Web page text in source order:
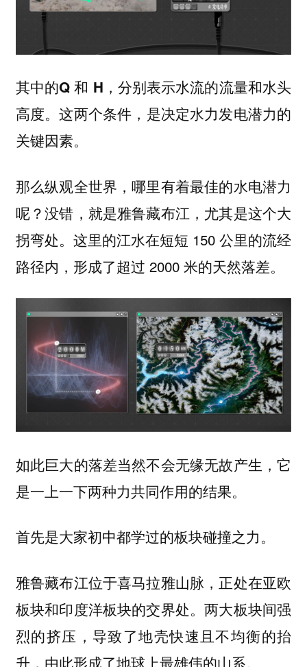
其中的Q 和 H，分别表示水流的流量和水头
高度。这两个条件，是决定水力发电潜力的
关键因素。
那么纵观全世界，哪里有着最佳的水电潜力
呢？没错，就是雅鲁藏布江，尤其是这个大
拐弯处。这里的江水在短短 150 公里的流经
路径内，形成了超过 2000 米的天然落差。
如此巨大的落差当然不会无缘无故产生，它
是一上一下两种力共同作用的结果。
首先是大家初中都学过的板块碰撞之力。
雅鲁藏布江位于喜马拉雅山脉，正处在亚欧
板块和印度洋板块的交界处。两大板块间强
烈的挤压，导致了地壳快速且不均衡的抬
升，由此形成了地球上最雄伟的山系。